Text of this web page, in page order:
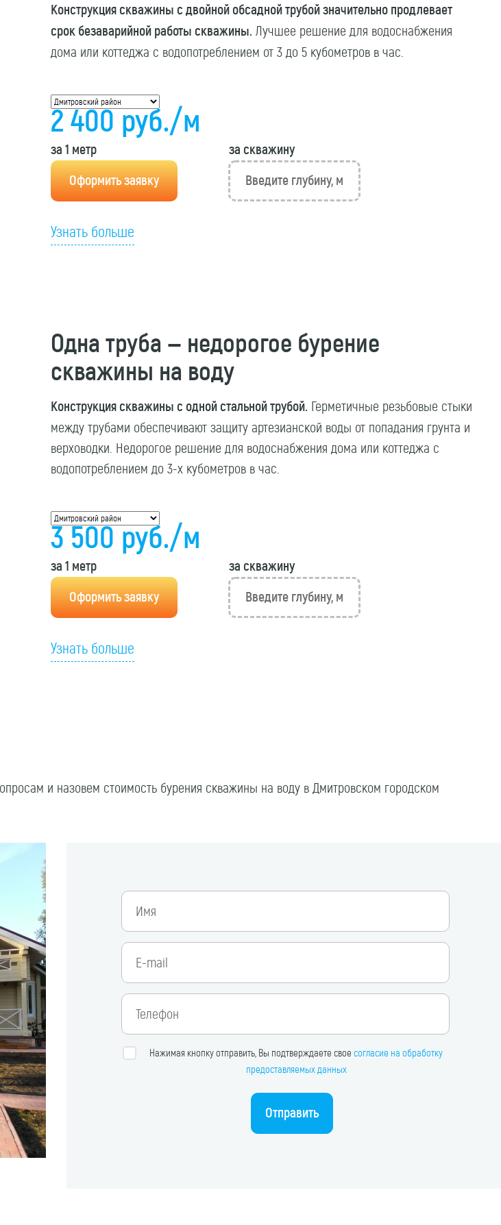
Конструкция скважины с двойной обсадной трубой значительно продлевает
срок безаварийной работы скважины. Лучшее решение для водоснабжения
дома или коттеджа с водопотреблением от 3 до 5 кубометров в час.
2 400руб./м
за 1 метр
за скважину
Оформить заявку
Узнать больше
Одна труба — недорогое бурение
скважины на воду
Конструкция скважины с одной стальной трубой. Герметичные резьбовые стыки
между трубами обеспечивают защиту артезианской воды от попадания грунта и
верховодки. Недорогое решение для водоснабжения дома или коттеджа с
водопотреблением до 3-х кубометров в час.
3 500руб./м
за 1 метр
за скважину
Оформить заявку
Узнать больше
и назовем стоимость бурения скважины на воду в Дмитровском городском
Нажимая кнопку отправить, Вы подтверждаете своесогласие на обработку
предоставляемых данных